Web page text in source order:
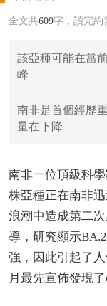
全文共609字，讀完約
該亞種可能在當
峰
南非是首個經歷
量在下降
南非一位頂級科
株亞種正在南非
浪潮中造成第二
導，研究顯示
強，因此引起了
月最先宣佈發現